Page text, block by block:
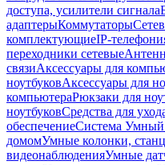
доступа, усилители сигнала
адаптерыКоммутаторы
комплектующиеIP-
переходники сетевые
связиАксессуары для
ноутбуковАксессуары для
компьютераРюкзаки для
ноутбуковСредства для
обеспечениеСистема
домомУмные колонки,
видеонаблюденияУмные